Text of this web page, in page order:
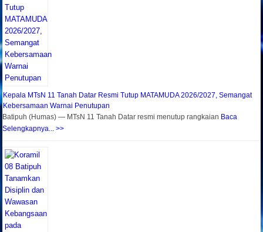
Kepala MTsN 11 Tanah Datar Resmi Tutup MATAMUDA 2026/2027, Semangat
Kebersamaan Warnai Penutupan
Batipuh (Humas) — MTsN 11 Tanah Datar resmi menutup rangkaian Baca
Selengkapnya... >>